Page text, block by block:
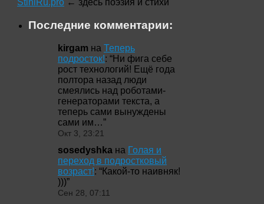
StihiRu.pro ← здесь поэзия и стихи
Последние комментарии:
kirgam на Теперь
подросток!: “Ни фига себе
рост технологий! Ещё года
полтора назад люди
смеялись над роботами-
генераторами текста, а
теперь сами вынуждены
сами им…”
Окт 3, 23:21
sosedyshka на Голая и
переход в подростковый
возраст!: “Какой-то наивняк!
)))”
Сен 28, 07:11